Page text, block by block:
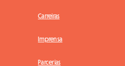
Carreiras
Imprensa
Parcerias